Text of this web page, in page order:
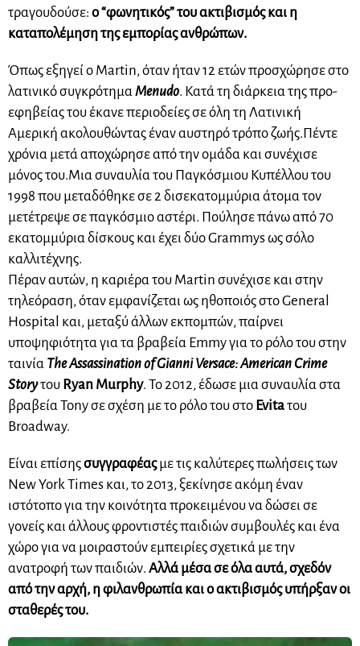
τραγουδούσε: ο “φωνητικός” του ακτιβισμός και η
καταπολέμηση της εμπορίας ανθρώπων.
Όπως εξηγεί ο Martin, όταν ήταν 12 ετών προσχώρησε στο
λατινικό συγκρότημαMenudo. Κατά τη διάρκεια της προ-
εφηβείας του έκανε περιοδείεςσε όλη τη Λατινική
Αμερική ακολουθώντας έναν αυστηρό τρόπο ζωής.Πέντε
χρόνια μετά αποχώρησε από την ομάδα και συνέχισε
μόνος του.Μια συναυλία του Παγκόσμιου Κυπέλλου του
1998 που μεταδόθηκε σε 2 δισεκατομμύρια άτομα τον
μετέτρεψε σε παγκόσμιο αστέρι. Πούλησε πάνω από 70
εκατομμύρια δίσκους και έχει δύο Grammys ως σόλο
καλλιτέχνης.
Πέραν αυτών, η καριέρα του Martin συνέχισε και στην
τηλεόραση, όταν εμφανίζεται ως ηθοποιός στο General
Hospital και, μεταξύ άλλων εκπομπών, παίρνει
υποψηφιότητα για τα βραβεία Emmy για το ρόλο του στην
ταινία The Assassination of Gianni Versace: American Crime
Storyτου Ryan Murphy. Το 2012, έδωσε μια συναυλία στα
βραβεία Tony σε σχέση με το ρόλο του στο Evitaτου
Broadway.
Είναι επίσηςσυγγραφέαςμε τις καλύτερες πωλήσεις των
New York Times και, το 2013, ξεκίνησε ακόμη έναν
ιστότοπο για την κοινότητα προκειμένου να δώσει σε
γονείς και άλλους φροντιστές παιδιών συμβουλές και ένα
χώρο για να μοιραστούν εμπειρίες σχετικά με την
ανατροφή των παιδιών. Αλλά μέσα σε όλα αυτά, σχεδόν
από την αρχή, η φιλανθρωπία και ο ακτιβισμός υπήρξαν οι
σταθερές του.